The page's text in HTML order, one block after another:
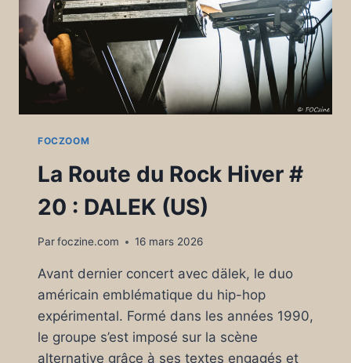
FOCZOOM
La Route du Rock Hiver #
20 : DALEK (US)
Parfoczine.com 16 mars 2026
Avant dernier concert avec dälek, le duo
américain emblématique du hip-hop
expérimental. Formé dans les années 1990,
le groupe s’est imposé sur la scène
alternative grâce à ses textes engagés et